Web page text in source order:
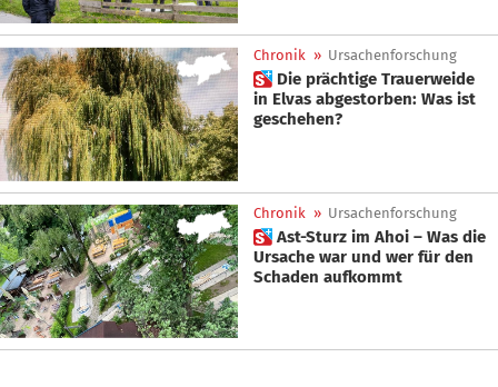
Chronik » Ursachenforschung
 Die prächtige Trauerweide
in Elvas abgestorben: Was ist
geschehen?
Chronik » Ursachenforschung
 Ast-Sturz im Ahoi – Was die
Ursache war und wer für den
Schaden aufkommt